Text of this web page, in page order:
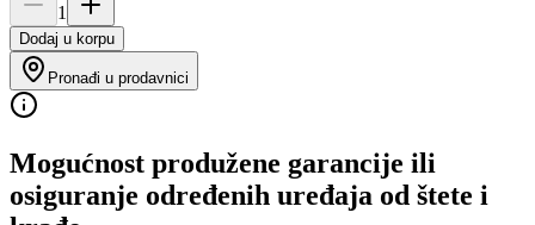
1
Dodaj u korpu
Pronađi u prodavnici
Mogućnost produžene garancije ili
osiguranje određenih uređaja od štete i